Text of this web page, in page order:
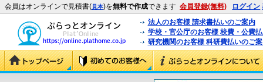
会員はオンラインで見積書(見本)を無料で作成できます 会員登録(無料) ログイン
法人のお客様 請求書払いのご案内
学校・官公庁のお客様 校費・公費
研究機関のお客様 科研費払いのご